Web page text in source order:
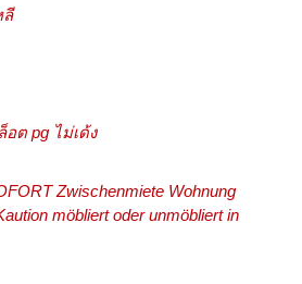
ลี
อต pg ไม่เด้ง
Zwischenmiete Wohnung
möbliert oder unmöbliert in